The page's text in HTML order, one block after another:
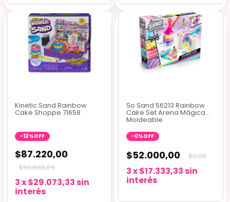
Kinetic Sand Rainbow
Cake Shoppe 71658
-12%OFF
$87.220,00
$98.888,89
3x$29.073,33 sin
interés
So Sand 56213 Rainbow
Cake Set Arena Mágica
Moldeable
-0%OFF
$52.000,00 $0,00
3x$17.333,33 sin
interés